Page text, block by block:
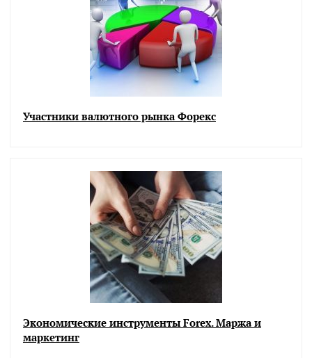
Участники валютного рынка Форекс
Экономические инструменты Forex. Маржа и
маркетинг